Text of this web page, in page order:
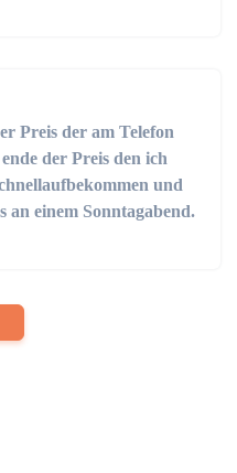
Preis der am Telefon
der Preis den ich
und
einem Sonntagabend.